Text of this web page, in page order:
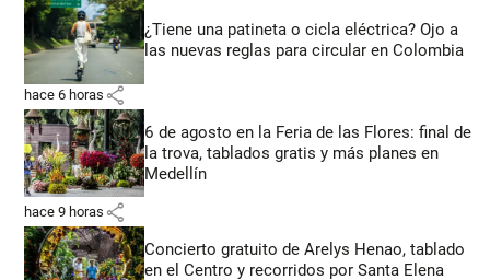
¿Tiene una patineta o cicla eléctrica? Ojo a
las nuevas reglas para circular en Colombia
hace 6 horas share
6 de agosto en la Feria de las Flores: final de
la trova, tablados gratis y más planes en
Medellín
hace 9 horas share
Concierto gratuito de Arelys Henao, tablado
en el Centro y recorridos por Santa Elena